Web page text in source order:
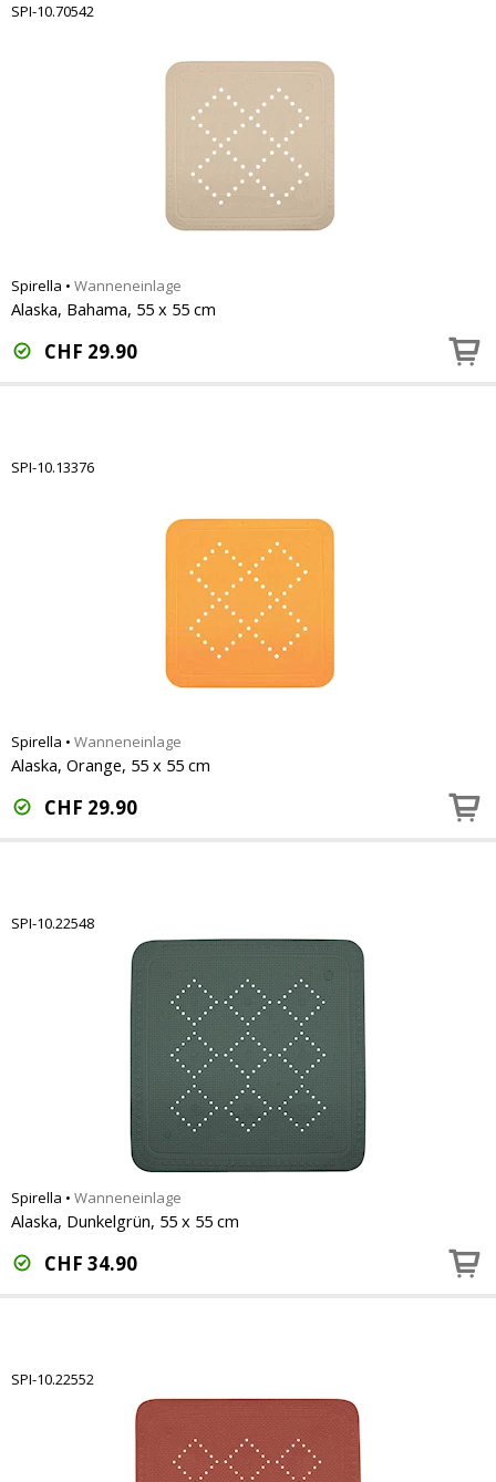
SPI-10.70542
Spirella • Wanneneinlage
Alaska, Bahama, 55 x 55 cm
CHF 29.90
SPI-10.13376
Spirella • Wanneneinlage
Alaska, Orange, 55 x 55 cm
CHF 29.90
SPI-10.22548
Spirella • Wanneneinlage
Alaska, Dunkelgrün, 55 x 55 cm
CHF 34.90
SPI-10.22552